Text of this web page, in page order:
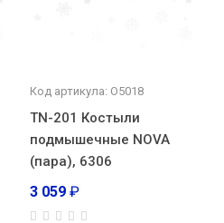
Код артикула: О5018
TN-201 Костыли
подмышечные NOVA
(пара), 6306
3 059 ₽